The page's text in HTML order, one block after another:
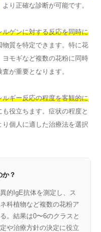
より正確な診断が可能です。
ゲンに対する反応を同時に
物質を特定できます。特に花
モギなど複数の花粉に同時
が重要となります。
ギー反応の程度を客観的に
役立ちます。症状の程度と
個人に適した治療法を選択
？
的IgE抗体を測定し、ス
科植物など複数の花粉ア
。結果は0〜6のクラスと
や治療方針の決定に役立